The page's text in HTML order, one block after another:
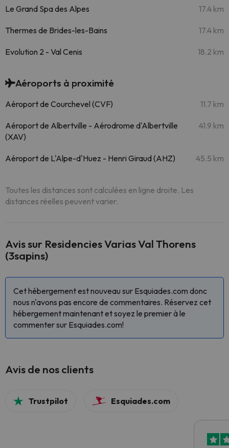
Le Grand Spa des Alpes 17.4 km
Thermes de Brides-les-Bains 17.4 km
Evolution 2 - Val Cenis 18.2 km
Aéroports à proximité
Aéroport de Courchevel (CVF) 11.7 km
Aéroport de Albertville - Aérodrome d'Albertville
(XAV)
41.9 km
Aéroport de L'Alpe-d'Huez - Henri Giraud (AHZ) 45.5 km
Toutes les distances sont calculées en ligne droite. Les
distances réelles peuvent varier.
Avis sur Residencies Varias Val Thorens
(3sapins)
Cet hébergement est nouveau sur Esquiades.com donc
nous n'avons pas encore de commentaires. Réservez cet
hébergement maintenant et soyez le premier à le
commenter sur Esquiades.com!
Avis de nos clients
Trustpilot Esquiades.com